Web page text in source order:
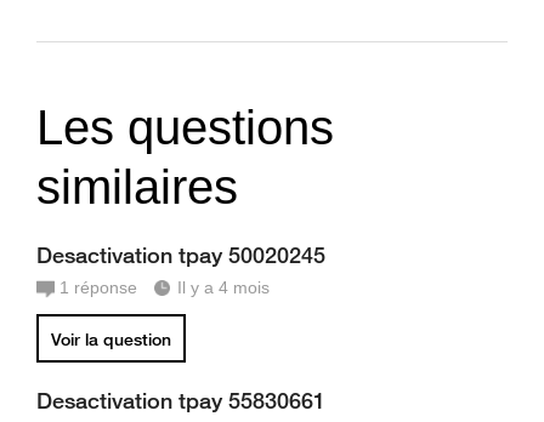
Les questions
similaires
Desactivation tpay 50020245
1 réponse Il y a 4 mois
Voir la question
Desactivation tpay 55830661